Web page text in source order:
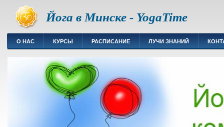
Йога в Минске - YogaTime
О НАС КУРСЫ РАСПИСАНИЕ ЛУЧИ ЗНАНИЙ